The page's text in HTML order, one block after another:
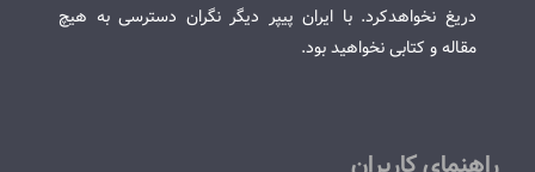
دریغ نخواهدکرد. با ایران پیپر دیگر نگران دسترسی به هیچ
مقاله و کتابی نخواهید بود.